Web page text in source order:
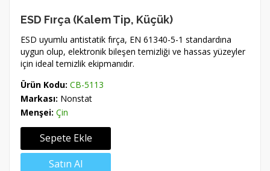
ESD Fırça (Kalem Tip, Küçük)
ESD uyumlu antistatik fırça, EN 61340-5-1 standardına
uygun olup, elektronik bileşen temizliği ve hassas yüzeyler
için ideal temizlik ekipmanıdır.
Ürün Kodu: CB-5113
Markası: Nonstat
Menşei: Çin
Sepete Ekle
Satın Al